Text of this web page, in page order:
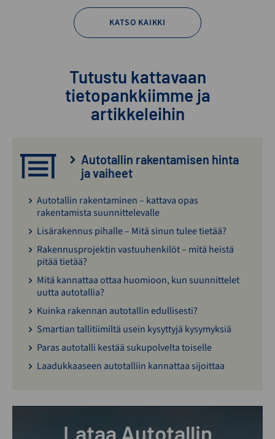
KATSO KAIKKI
Tutustu kattavaan
tietopankkiimme ja
artikkeleihin
Autotallin rakentamisen hinta
ja vaiheet
Autotallin rakentaminen – kattava opas
rakentamista suunnittelevalle
Lisärakennus pihalle – Mitä sinun tulee tietää?
Rakennusprojektin vastuuhenkilöt – mitä heistä
pitää tietää?
Mitä kannattaa ottaa huomioon, kun suunnittelet
uutta autotallia?
Kuinka rakennan autotallin edullisesti?
Smartian tallitiimiltä usein kysyttyjä kysymyksiä
Paras autotalli kestää sukupolvelta toiselle
Laadukkaaseen autotalliin kannattaa sijoittaa
Lataa Autotallin